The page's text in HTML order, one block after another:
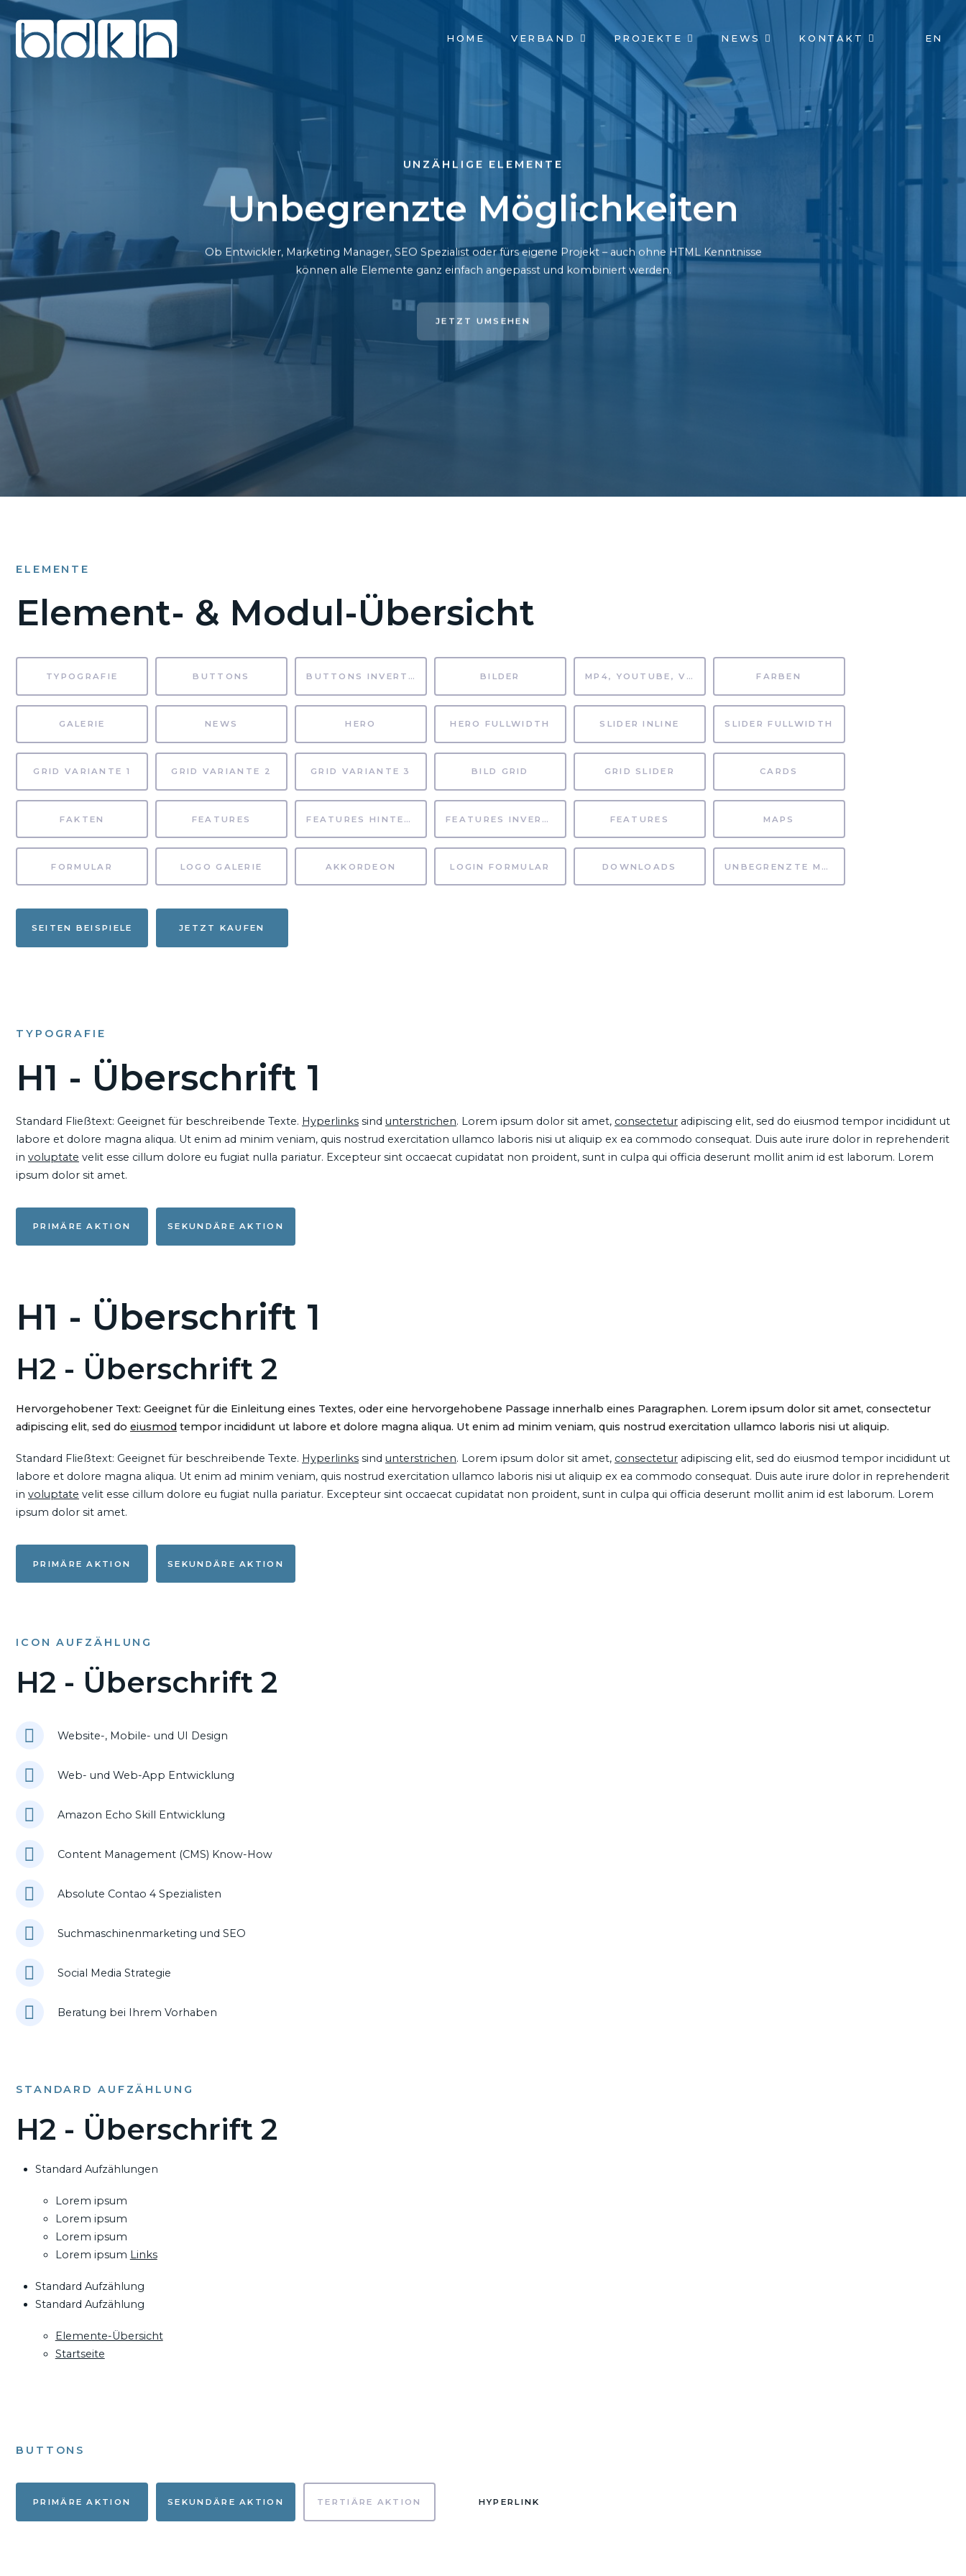
NAVIGATION
ÜBERSPRINGEN
HOME VERBAND PROJEKTE NEWS KONTAKT EN
UNZÄHLIGE ELEMENTE
Unbegrenzte Möglichkeiten
Ob Entwickler, Marketing Manager, SEO Spezialist oder fürs eigene Projekt – auch ohne HTML Kenntnisse
können alle Elemente ganz einfach angepasst und kombiniert werden.
JETZT UMSEHEN
ELEMENTE
Element- & Modul-Übersicht
TYPOGRAFIE BUTTONS BUTTONS INVERTIERT BILDER MP4, YOUTUBE, VIMEO FARBEN
GALERIE NEWS HERO HERO FULLWIDTH SLIDER INLINE SLIDER FULLWIDTH
GRID VARIANTE 1 GRID VARIANTE 2 GRID VARIANTE 3 BILD GRID GRID SLIDER CARDS
FAKTEN FEATURES FEATURES HINTERGRUND FEATURES INVERTIERT FEATURES MAPS
FORMULAR LOGO GALERIE AKKORDEON LOGIN FORMULAR DOWNLOADS UNBEGRENZTE MÖGLICHKEITEN
SEITEN BEISPIELE JETZT KAUFEN
TYPOGRAFIE
H1 - Überschrift 1
Standard Fließtext: Geeignet für beschreibende Texte. Hyperlinks sind unterstrichen. Lorem ipsum dolor sit amet, consectetur adipiscing elit, sed do eiusmod tempor incididunt ut
labore et dolore magna aliqua. Ut enim ad minim veniam, quis nostrud exercitation ullamco laboris nisi ut aliquip ex ea commodo consequat. Duis aute irure dolor in reprehenderit
in voluptate velit esse cillum dolore eu fugiat nulla pariatur. Excepteur sint occaecat cupidatat non proident, sunt in culpa qui officia deserunt mollit anim id est laborum. Lorem
ipsum dolor sit amet.
PRIMÄRE AKTION SEKUNDÄRE AKTION
H1 - Überschrift 1
H2 - Überschrift 2
Hervorgehobener Text: Geeignet für die Einleitung eines Textes, oder eine hervorgehobene Passage innerhalb eines Paragraphen. Lorem ipsum dolor sit amet, consectetur
adipiscing elit, sed do eiusmod tempor incididunt ut labore et dolore magna aliqua. Ut enim ad minim veniam, quis nostrud exercitation ullamco laboris nisi ut aliquip.
Standard Fließtext: Geeignet für beschreibende Texte. Hyperlinks sind unterstrichen. Lorem ipsum dolor sit amet, consectetur adipiscing elit, sed do eiusmod tempor incididunt ut
labore et dolore magna aliqua. Ut enim ad minim veniam, quis nostrud exercitation ullamco laboris nisi ut aliquip ex ea commodo consequat. Duis aute irure dolor in reprehenderit
in voluptate velit esse cillum dolore eu fugiat nulla pariatur. Excepteur sint occaecat cupidatat non proident, sunt in culpa qui officia deserunt mollit anim id est laborum. Lorem
ipsum dolor sit amet.
PRIMÄRE AKTION SEKUNDÄRE AKTION
ICON AUFZÄHLUNG
H2 - Überschrift 2
Website-, Mobile- und UI Design
Web- und Web-App Entwicklung
Amazon Echo Skill Entwicklung
Content Management (CMS) Know-How
Absolute Contao 4 Spezialisten
Suchmaschinenmarketing und SEO
Social Media Strategie
Beratung bei Ihrem Vorhaben
STANDARD AUFZÄHLUNG
H2 - Überschrift 2
Standard Aufzählungen
Lorem ipsum
Lorem ipsum
Lorem ipsum
Lorem ipsum Links
Standard Aufzählung
Standard Aufzählung
Elemente-Übersicht
Startseite
BUTTONS
PRIMÄRE AKTION SEKUNDÄRE AKTION TERTIÄRE AKTION HYPERLINK